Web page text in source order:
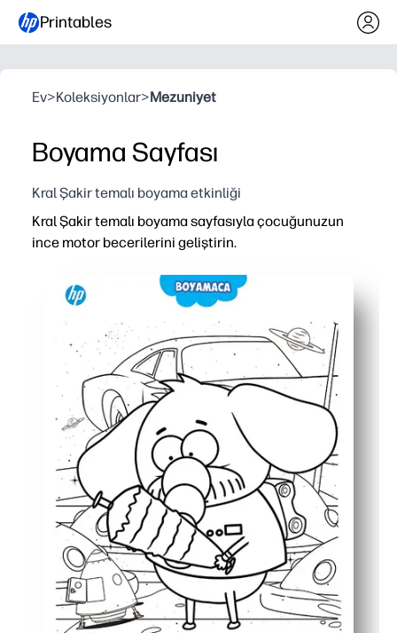
Printables
Ev>Koleksiyonlar>Mezuniyet
Boyama Sayfası
Kral Şakir temalı boyama etkinliği
Kral Şakir temalı boyama sayfasıyla çocuğunuzun
ince motor becerilerini geliştirin.